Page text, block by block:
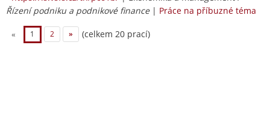
Řízení podniku a podnikové finance| Práce na příbuzné téma
« 1 2 » (celkem 20 prací)